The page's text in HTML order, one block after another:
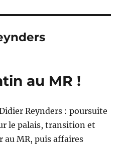
au MR !
Reynders : poursuite
le palais, transition et
au MR, puis affaires